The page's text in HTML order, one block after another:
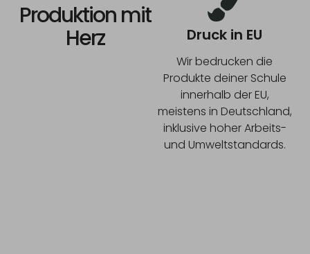
Produktion mit
Herz Druck in EU
Wir bedrucken die
Produkte deiner Schule
innerhalb der EU,
meistens in Deutschland,
inklusive hoher Arbeits-
und Umweltstandards.